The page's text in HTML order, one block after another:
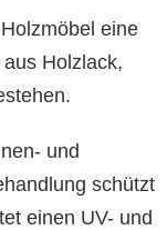
eine
Holzlack,
und
schützt
einen UV- und